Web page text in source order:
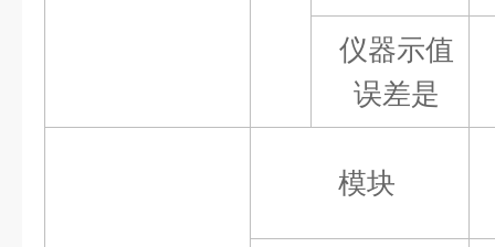
仪器示值
误差是
模块